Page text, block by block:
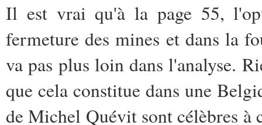
Il est vrai qu'à la page 55,
fermeture des mines et dans la
va pas plus loin dans l'analyse.
que cela constitue dans une
de Michel Quévit sont célèbres à